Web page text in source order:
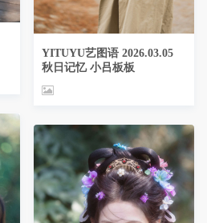
YITUYU艺图语 2026.03.05
秋日记忆 小吕板板